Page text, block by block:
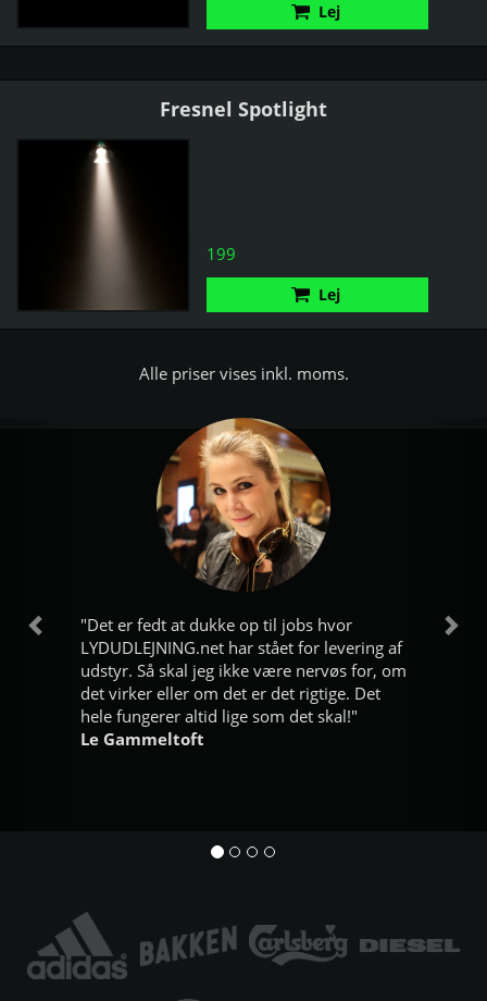
Lej
Fresnel Spotlight
199
Lej
Alle priser vises inkl. moms.
"Det er fedt at dukke op til jobs hvor
LYDUDLEJNING.net har stået for levering af
udstyr. Så skal jeg ikke være nervøs for, om
det virker eller om det er det rigtige. Det
hele fungerer altid lige som det skal!"
Le Gammeltoft
Forrige